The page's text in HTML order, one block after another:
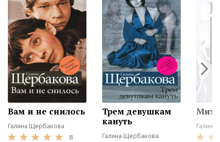
Коллекции
Вам и не снилось
Галина Щербакова
8
Трем девушкам
кануть
Галина Щербакова